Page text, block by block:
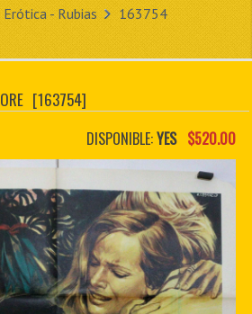
MIS DATOS
CONTACTO
CUSTOM PDF
Erótica - Rubias 163754
[163754]
DISPONIBLE:YES $520.00